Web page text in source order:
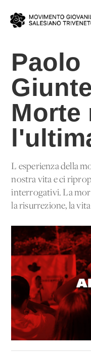
Paolo
Morte
L'esperienza della
nostra vita e ci
interrogativi. La
la risurrezione, la